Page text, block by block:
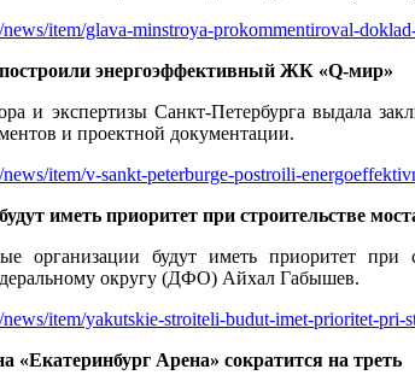
item/glava-minstroya-prokommentiroval-
энергоэффективный ЖК «Q-мир»
и экспертизы Санкт-Петербурга выдала
и проектной документации.
item/v-sankt-peterburge-postroili-
иметь приоритет при строительстве
организации будут иметь приоритет
округу (ДФО) Айхал Габышев.
item/yakutskie-stroiteli-budut-imet-prioritet-pri-
«Екатеринбург Арена» сократится на треть